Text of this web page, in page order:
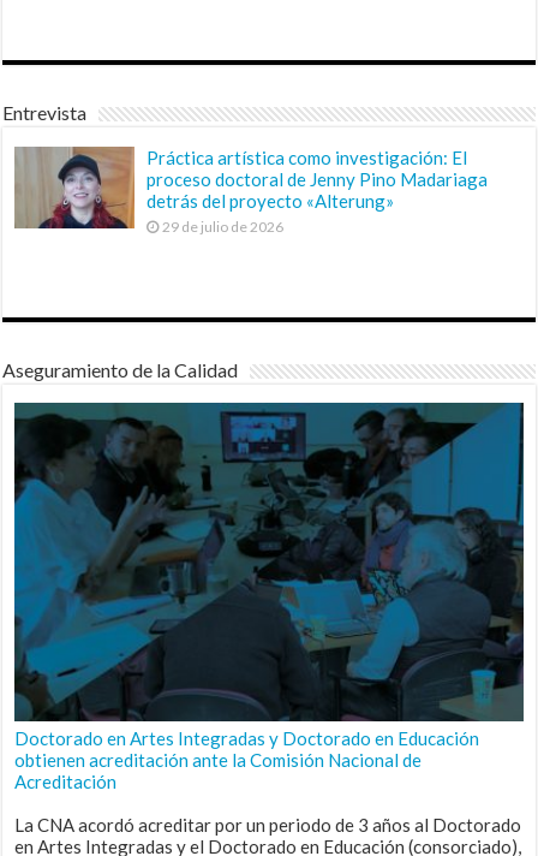
Entrevista
Práctica artística como investigación: El
proceso doctoral de Jenny Pino Madariaga
detrás del proyecto «Alterung»
29 de julio de 2026
Aseguramiento de la Calidad
Doctorado en Artes Integradas y Doctorado en Educación
obtienen acreditación ante la Comisión Nacional de
Acreditación
La CNA acordó acreditar por un periodo de 3 años al Doctorado
en Artes Integradas y el Doctorado en Educación (consorciado),